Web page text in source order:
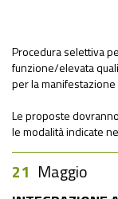
Procedura selettiva
funzione/elevata
per la
Le proposte
le modalità indicate
21 Maggio